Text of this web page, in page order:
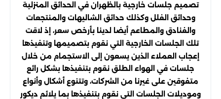
تصميم جلسات خارجية بالظهران في الحدائق المنزلية
وحدائق الفلل وكذلك حدائق الشاليهات والمنتجعات
والفنادق والمطاعم أيضا لدينا بأرخص سعر، إذ لاقت
تلك الجلسات الخارجية التي نقوم بتصميمها وتنفيذها
إعجاب العملاء الذين يسعون إلى الاستجمام من خلال
جلسات في الهواء الطلق نقوم بتنفيذها بشكل رائع
متفوقين على غيرنا من الشركات، وتتنوع أشكال وأنواع
وموديلات الجلسات التي نقوم بتنفيذها بما يلائم ديكور